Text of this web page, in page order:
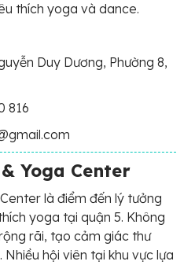
thích yoga và dance.
Duy Dương, Phường 8,
816
Yoga Center
là điểm đến lý tưởng
yoga tại quận 5. Không
rãi, tạo cảm giác thư
hội viên tại khu vực lựa